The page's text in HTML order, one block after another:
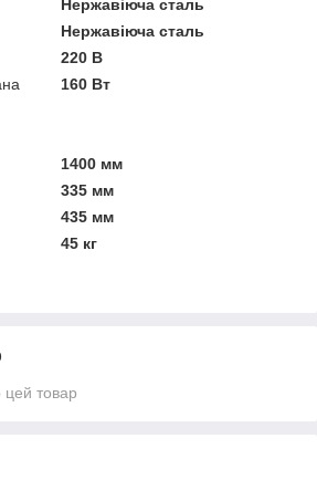
Нержавіюча сталь
Нержавіюча сталь
220 В
160 Вт
1400 мм
335 мм
435 мм
45 кг
цей товар